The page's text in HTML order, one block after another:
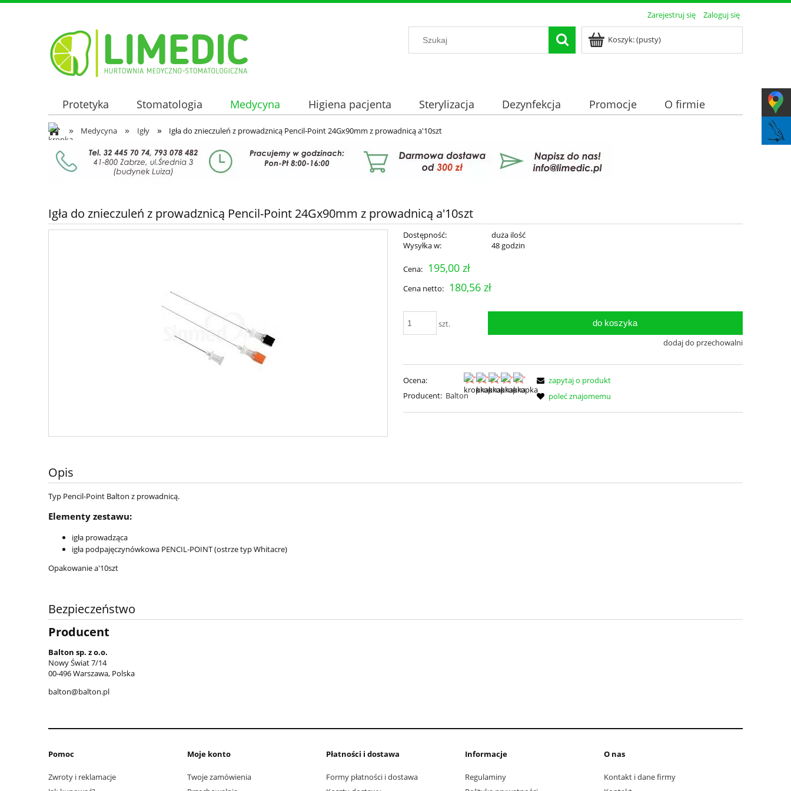
Zarejestruj się Zaloguj się
Koszyk:(pusty)
Protetyka Stomatologia Medycyna Higiena pacjenta Sterylizacja Dezynfekcja Promocje
O firmie
Oferta hurtowa
» Medycyna » Igły » Igła do znieczuleń z prowadznicą Pencil-Point 24Gx90mm z prowadnicą a'10szt
Igła do znieczuleń z prowadznicą Pencil-Point 24Gx90mm z prowadnicą a'10szt
Dostępność:
duża ilość
Wysyłka w:
48 godzin
Cena: 195,00 zł
Cena netto: 180,56 zł
szt. do koszyka
dodaj do przechowalni
Ocena:
Producent: Balton
zapytaj o produkt
poleć znajomemu
Opis
Typ Pencil-Point Balton z prowadnicą.
Elementy zestawu:
igła prowadząca
igła podpajęczynówkowa PENCIL-POINT (ostrze typ Whitacre)
Opakowanie a'10szt
Bezpieczeństwo
Producent
Balton sp. z o.o.
Nowy Świat 7/14
00-496 Warszawa, Polska
balton@balton.pl
Pomoc
Zwroty i reklamacje
Moje konto
Twoje zamówienia
Płatności i dostawa
Formy płatności i dostawa
Informacje
Regulaminy
O nas
Kontakt i dane firmy